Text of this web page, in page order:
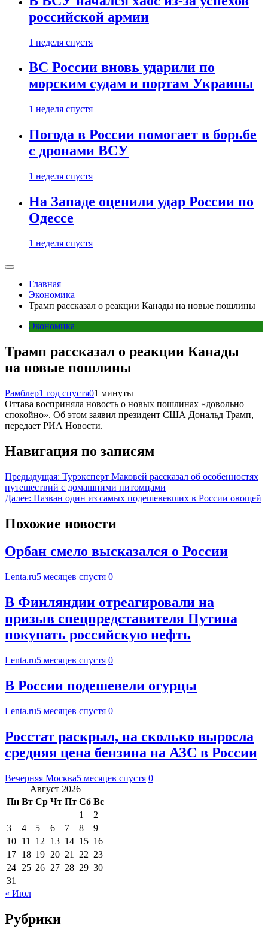
российской армии
1 неделя спустя
ВС России вновь ударили по
морским судам и портам Украины
1 неделя спустя
Погода в России помогает в борьбе
с дронами ВСУ
1 неделя спустя
На Западе оценили удар России по
Одессе
1 неделя спустя
Главная
Экономика
Трамп рассказал о реакции Канады на новые пошлины
Экономика
Трамп рассказал о реакции Канады
на новые пошлины
Рамблер1 год спустя01 минуты
Оттава восприняла новость о новых пошлинах «довольно
спокойно». Об этом заявил президент США Дональд Трамп,
передает РИА Новости.
Навигация по записям
Предыдущая: Турэксперт Маковей рассказал об особенностях
путешествий с домашними питомцами
Далее: Назван один из самых подешевевших в России овощей
Похожие новости
Орбан смело высказался о России
Lenta.ru5 месяцев спустя 0
В Финляндии отреагировали на
призыв спецпредставителя Путина
покупать российскую нефть
Lenta.ru5 месяцев спустя 0
В России подешевели огурцы
Lenta.ru5 месяцев спустя 0
Росстат раскрыл, на сколько выросла
средняя цена бензина на АЗС в России
Вечерняя Москва5 месяцев спустя 0
Август 2026
Пн Вт Ср Чт Пт Сб Вс
1
2
3
4 5 6 7 8
9
10 11 12 13 14 15 16
17 18 19 20 21 22 23
24 25 26 27 28 29 30
31
« Июл
Рубрики